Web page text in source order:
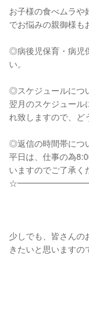
お子様の食べムラや
でお悩みの親御様も
◎病後児保育・病児
い。
◎スケジュールにつ
翌月のスケジュール
れ致しますので、ど
◎返信の時間帯につ
平日は、仕事の為
いますのでご了承く
少しでも、皆さんの
きたいと思いますの